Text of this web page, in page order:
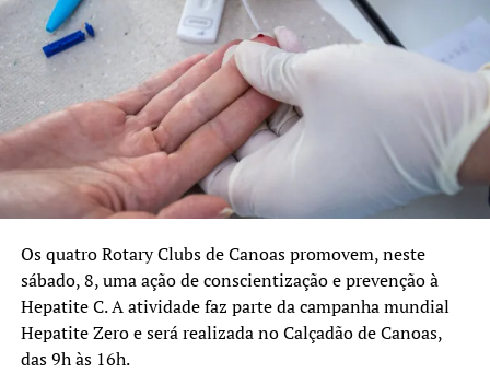
R$ 1 mil por dose em Porto Alegre.
TÓPICOS RELACIONADOS: CANOAS
FEATURED
RIO GRANDE DO SUL
SAÚDE VACINA HPV
A SEGUIR UP
Nova Santa Rita realiza ação itinerante de vacinação contra
a Influenza neste sábado, 27
NÃO SE ESQUEÇA
Hospital Universitário de Canoas amplia cirurgias eletivas e
passa a realizar procedimentos aos sábados
Os quatro Rotary Clubs de Canoas promovem, neste
sábado, 8, uma ação de conscientização e prevenção à
Hepatite C. A atividade faz parte da campanha mundial
Hepatite Zero e será realizada no Calçadão de Canoas,
das 9h às 16h.